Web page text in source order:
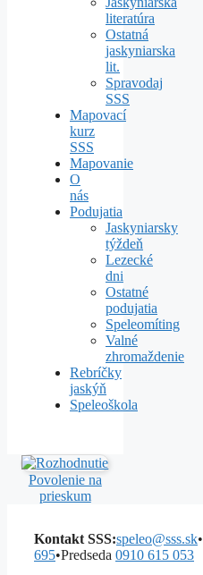
literatúra
Ostatná
jaskyniarska
lit.
Spravodaj
SSS
Mapovací
kurz
SSS
Mapovanie
O
nás
Podujatia
Jaskyniarsky
týždeň
Lezecké
dni
Ostatné
podujatia
Speleomíting
Valné
zhromaždenie
Rebríčky
jaskýň
Speleoškola
Povolenie na
prieskum
Kontakt SSS:speleo@sss.sk•
695•Predseda 0910 615 053